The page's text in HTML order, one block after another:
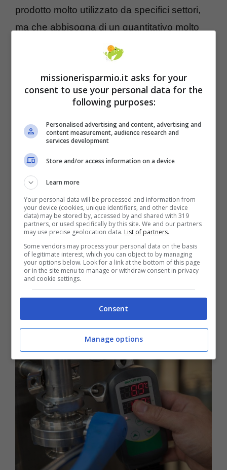
prodotto molto utilizzato da specifici settori,
ma che abbisogna di un quantitativo molto
alto di energia per poter essere prodotto. Per
il poco mercato che ha l’anidride carbonica
alimentare, molti produttori hanno pensato
non fosse redditizio continuare a produrre
adesso. L’associazione Unionbirrai sottolinea
come il problema colpisca esclusivamente i
grandi produttori di birra, visto che quelli più
piccoli non utilizzano l’anidride carbonica
durante il processo di confezionamento.
missionerisparmio.it asks for your
consent to use your personal data for the
following purposes:
Personalised advertising and content, advertising and
content measurement, audience research and
services development
Store and/or access information on a device
Learn more
Your personal data will be processed and information from
your device (cookies, unique identifiers, and other device
data) may be stored by, accessed by and shared with 319
partners, or used specifically by this site. We and our partners
may use precise geolocation data. List of partners.
Some vendors may process your personal data on the basis
of legitimate interest, which you can object to by managing
your options below. Look for a link at the bottom of this page
or in the site menu to manage or withdraw consent in privacy
and cookie settings.
Consent
Manage options